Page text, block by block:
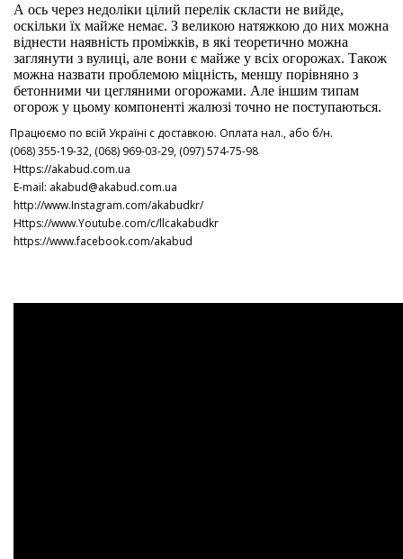
А ось через недоліки цілий перелік скласти не вийде,
оскільки їх майже немає. З великою натяжкою до них можна
віднести наявність проміжків, в які теоретично можна
заглянути з вулиці, але вони є майже у всіх огорожах. Також
можна назвати проблемою міцність, меншу порівняно з
бетонними чи цегляними огорожами. Але іншим типам
огорож у цьому компоненті жалюзі точно не поступаються.
по всій Україні с доставкою. Оплата нал., або б/н.
355-19-32, (068) 969-03-29, (097) 574-75-98
Https://akabud.com.ua
E-mail: akabud@akabud.com.ua
http://www.Instagram.com/akabudkr/
Https://www.Youtube.com/c/llcakabudkr
https://www.facebook.com/akabud